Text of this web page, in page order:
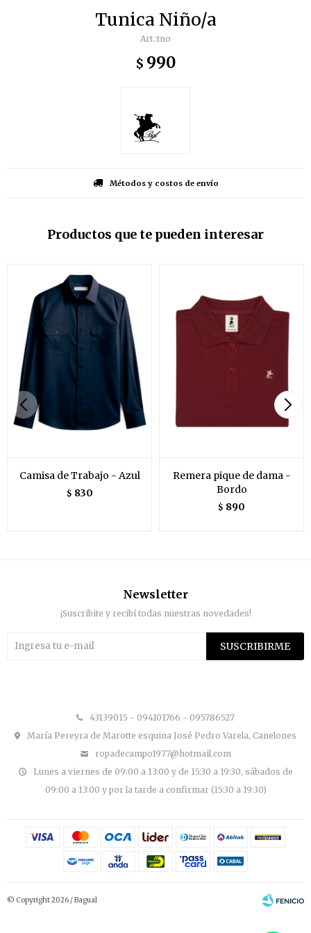
Tunica Niño/a
tno
$ 990
Métodos y costos de envío
Productos que te pueden interesar
Camisa de Trabajo - Azul
$ 830
Remera pique de dama -
Bordo
$ 890
43139015 - 094101766 - 095786527
María Pereyra de Marotte esquina José Pedro Varela, Canelones
ropadecampo1977@hotmail.com
Lunes a viernes de 09:00 a 13:00 y de 15:30 a 19:30, sábados de
09:00 a 13:00 y por la tarde a confirmar (15:30 a 19:30)
Newsletter
¡Suscribite y recibí todas nuestras novedades!
SUSCRIBIRME
© Copyright 2026 / Bagual